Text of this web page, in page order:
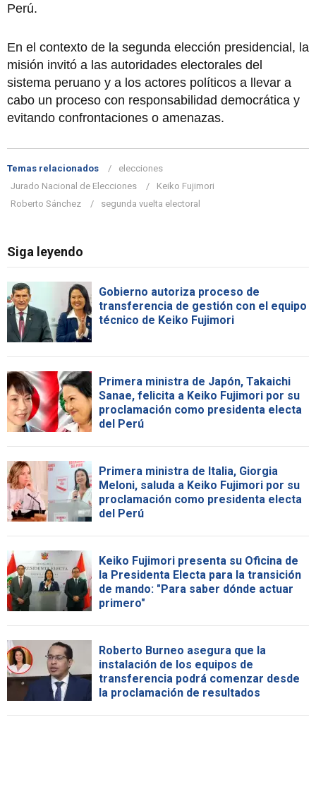
Perú.
En el contexto de la segunda elección presidencial, la
misión invitó a las autoridades electorales del
sistema peruano y a los actores políticos a llevar a
cabo un proceso con responsabilidad democrática y
evitando confrontaciones o amenazas.
Temas relacionados
elecciones
Jurado Nacional de Elecciones
Keiko Fujimori
Roberto Sánchez
segunda vuelta electoral
Siga leyendo
Gobierno autoriza proceso de
transferencia de gestión con el equipo
técnico de Keiko Fujimori
Primera ministra de Japón, Takaichi
Sanae, felicita a Keiko Fujimori por su
proclamación como presidenta electa
del Perú
Primera ministra de Italia, Giorgia
Meloni, saluda a Keiko Fujimori por su
proclamación como presidenta electa
del Perú
Keiko Fujimori presenta su Oficina de
la Presidenta Electa para la transición
de mando: "Para saber dónde actuar
primero"
Roberto Burneo asegura que la
instalación de los equipos de
transferencia podrá comenzar desde
la proclamación de resultados